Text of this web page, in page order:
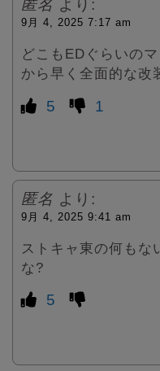
匿名 より:
9月 4, 2025 7:17 am
どこもEDぐらいの
から早く全面的な改
5 1
匿名 より:
9月 4, 2025 9:41 am
ストキャ東の何もな
な?
5